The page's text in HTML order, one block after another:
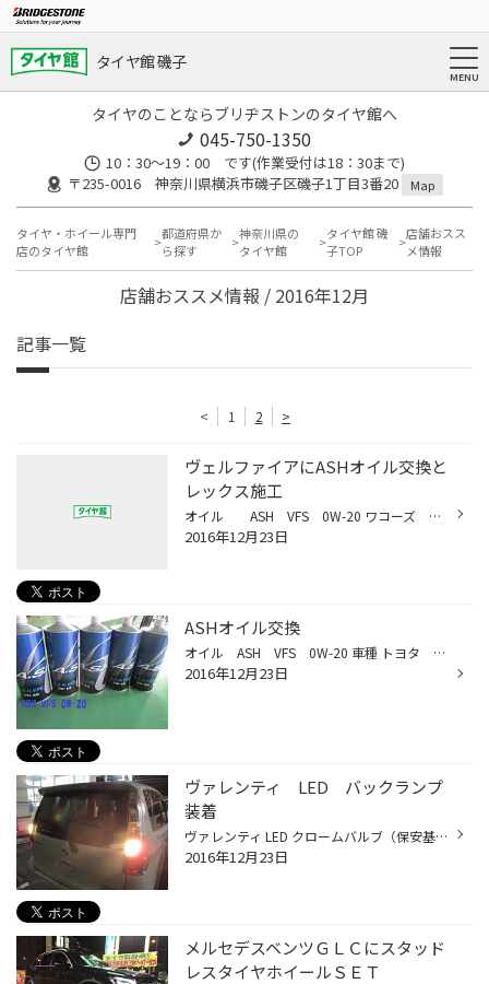
タイヤ館 磯子
タイヤのことならブリヂストンのタイヤ館へ
045-750-1350
10：30～19：00 です(作業受付は18：30まで)
〒235-0016 神奈川県横浜市磯子区磯子1丁目3番20
Map
タイヤ・ホイール専門
店のタイヤ館
都道府県か
ら探す
神奈川県の
タイヤ館
タイヤ館 磯
子TOP
店舗おスス
メ情報
店舗おススメ情報 / 2016年12月
記事一覧
< 1 2 >
ヴェルファイアにASHオイル交換と
レックス施工
オイル ASH VFS 0W-20 ワコーズ 吸気系洗浄（レックス） 車種 トヨタ ヴェルファイア 距離も走れば、オイルも汚れやすくなり、吸気系統もカーボン溜まり放題・・・ そこでレックス施工とASHオイル交換 レックスはカーボンの除去 ASHオイルはエンジン内部の汚れやスラッジ発生を抑える。...
2016年12月23日
ASHオイル交換
オイル ASH VFS 0W-20 車種 トヨタ マークX 以前からのご愛用を頂いております。 ノーポリマー採用のASH。 エンジン内部を汚しにくく、オイル性能の低下も少ない。 そんなオイルなのです。 オイルは車の血液です。 定期的に交換しましょう！！
2016年12月23日
ヴァレンティ LED バックランプ
装着
ヴァレンティ LED クロームバルブ（保安基準適合品） 車種 ニッサン デイズ（店長車） LEDはライセンスやポジション、ルームランプなどいろいろ付けましたが。 バックランプが暗い！！ こんな感じで。 そこでこいつをつけてみた！！ どのくらい明るいのか実験（笑） おー！！明るい！！ さすが、LED...
2016年12月23日
メルセデスベンツＧＬＣにスタッド
レスタイヤホイールＳＥＴ